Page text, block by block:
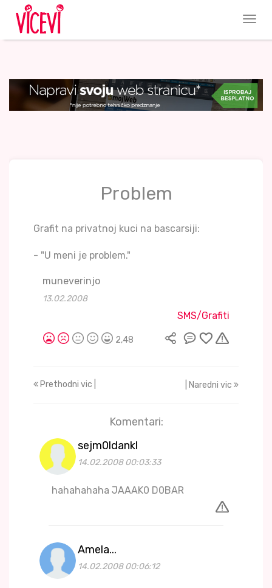
Problem
Grafit na privatnoj kuci na bascarsiji:
- "U meni je problem."
muneverinjo
13.02.2008
SMS/Grafiti
2,48
Prethodni vic | | Naredni vic
Komentari:
sejm0ldankl
14.02.2008 00:03:33
hahahahaha JAAAK0 D0BAR
Amela...
14.02.2008 00:06:12